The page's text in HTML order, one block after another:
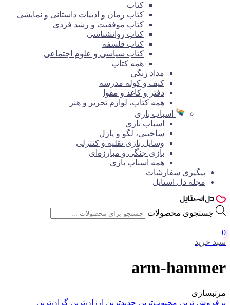
کتاب
کتاب رمان و ادبیات داستانی و نمایشی
کتاب موفقیت و رشد فردی
کتاب روانشناسی
کتاب فلسفه
کتاب سیاسی و علوم اجتماعی
همه کتاب
مداد رنگی
کیف و کوله مدرسه
دفتر و کاغذ و مقوا
همه کتاب، لوازم تحریر و هنر
اسباب بازی
اسباب بازی
ساختنی، لگو و پازل
وسایل بازی نقلیه و کنترلی
بازی جنگی و مبارزه‌ای
همه اسباب بازی
پیگیری سفارشات
مجله دل استایل
جستجوی محصولات
0
سبد خرید
arm-hammer
مرتبسازی
پرفروش ترین محبوب‌ترین جدیدترین ارزان‌ترین گران‌ترین